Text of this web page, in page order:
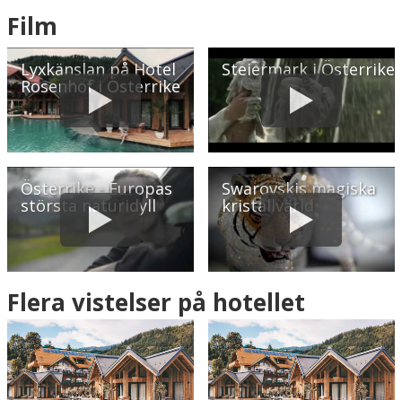
Roseggerstraße 9
A-8850 Murau
Østrig
Din adress
Hitta resvägen❯
Hotellets GPS-koordinater
E 014&deg; 10.201'
N 47&deg; 6.947'
Film
Lyxkänslan på Hotel
Rosenhof i Österrike
Steiermark i Österrike
Österrike - Europas
största naturidyll
Swarovskis magiska
kristallvärld
Flera vistelser på hotellet